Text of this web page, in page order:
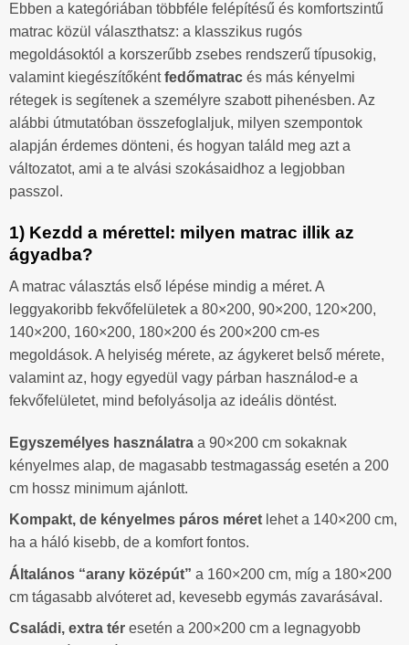
Ebben a kategóriában többféle felépítésű és komfortszintű
matrac közül választhatsz: a klasszikus rugós
megoldásoktól a korszerűbb zsebes rendszerű típusokig,
valamint kiegészítőkéntfedőmatrac és más kényelmi
rétegek is segítenek a személyre szabott pihenésben. Az
alábbi útmutatóban összefoglaljuk, milyen szempontok
alapján érdemes dönteni, és hogyan találd meg azt a
változatot, ami a te alvási szokásaidhoz a legjobban
passzol.
1) Kezdd a mérettel: milyen matrac illik az
ágyadba?
A matrac választás első lépése mindig a méret. A
leggyakoribb fekvőfelületek a 80×200, 90×200, 120×200,
140×200, 160×200, 180×200 és 200×200 cm-es
megoldások. A helyiség mérete, az ágykeret belső mérete,
valamint az, hogy egyedül vagy párban használod-e a
fekvőfelületet, mind befolyásolja az ideális döntést.
Egyszemélyes használatra a 90×200 cm sokaknak
kényelmes alap, de magasabb testmagasság esetén a 200
cm hossz minimum ajánlott.
Kompakt, de kényelmes páros méret lehet a 140×200 cm,
ha a háló kisebb, de a komfort fontos.
Általános “arany középút” a 160×200 cm, míg a 180×200
cm tágasabb alvóteret ad, kevesebb egymás zavarásával.
Családi, extra tér esetén a 200×200 cm a legnagyobb